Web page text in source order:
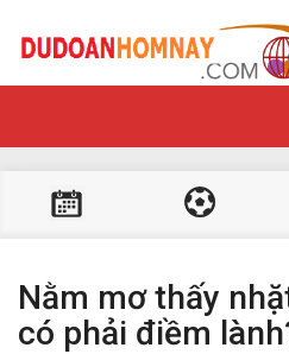
Nằm mơ thấy
có phải điềm